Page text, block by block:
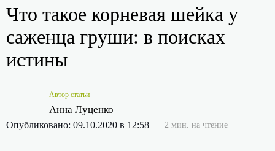
Что такое корневая шейка у
саженца груши: в поисках
истины
Автор статьи
Анна Луценко
Опубликовано: 09.10.2020 в 12:58 2 мин. на чтение